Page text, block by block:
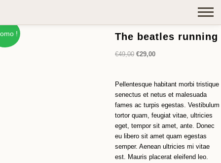
! The beatles running
€49,00 €29,00
Pellentesque habitant morbi tristique
senectus et netus et malesuada
fames ac turpis egestas. Vestibulum
tortor quam, feugiat vitae, ultricies
eget, tempor sit amet, ante. Donec
eu libero sit amet quam egestas
semper. Aenean ultricies mi vitae
est. Mauris placerat eleifend leo.